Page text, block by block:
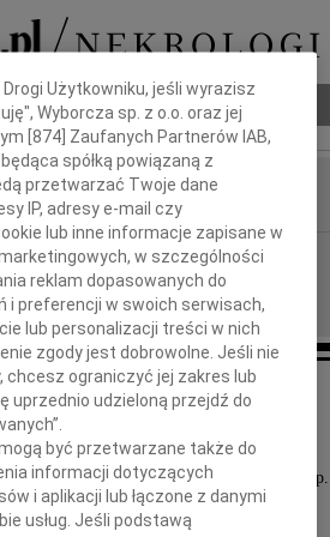
pogrzebowy
Panu
Januszowi Wilkowi
"Miejskiej Korporacji Komunikacyjnej"
wyrazy głębokiego współczucia
Użytkowniku, jeśli wyrazisz
Wyborcza sp. z o.o. oraz jej
[874 ] Zaufanych Partnerów IAB,
spółką powiązaną z
przetwarzać Twoje dane
IP, adresy e-mail czy
lub inne informacje zapisane w
w szczególności
reklam dopasowanych do
i preferencji w swoich serwisach,
lub personalizacji treści w nich
zgody jest dobrowolne. Jeśli nie
chcesz ograniczyć jej zakres lub
uprzednio udzieloną przejdź do
być przetwarzane także do
informacji dotyczących
i aplikacji lub łączone z danymi
usług. Jeśli podstawą